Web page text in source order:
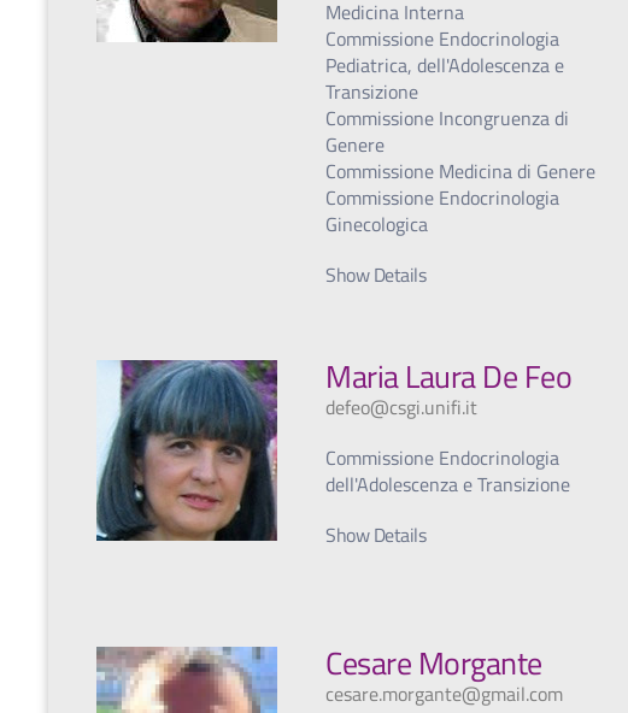
Medicina Interna
Commissione Endocrinologia
Pediatrica, dell'Adolescenza e
Transizione
Commissione Incongruenza di
Genere
Commissione Medicina di Genere
Commissione Endocrinologia
Ginecologica
Show Details
Maria Laura De Feo
defeo@csgi.unifi.it
Commissione Endocrinologia
dell'Adolescenza e Transizione
Show Details
Cesare Morgante
cesare.morgante@gmail.com